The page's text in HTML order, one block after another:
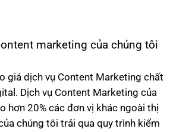
marketing của chúng tôi
giá dịch vụ Content Marketing chất
Dịch vụ Content Marketing của
hơn 20% các đơn vị khác ngoài thị
chúng tôi trải qua quy trình kiểm